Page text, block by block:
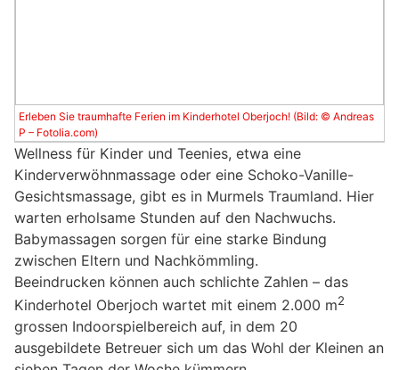
Erleben Sie traumhafte Ferien im Kinderhotel Oberjoch! (Bild: © Andreas
P – Fotolia.com)
Wellness für Kinder und Teenies, etwa eine
Kinderverwöhnmassage oder eine Schoko-Vanille-
Gesichtsmassage, gibt es in Murmels Traumland. Hier
warten erholsame Stunden auf den Nachwuchs.
Babymassagen sorgen für eine starke Bindung
zwischen Eltern und Nachkömmling.
Beeindrucken können auch schlichte Zahlen ­– das
Kinderhotel Oberjoch wartet mit einem 2.000 m2
grossen Indoorspielbereich auf, in dem 20
ausgebildete Betreuer sich um das Wohl der Kleinen an